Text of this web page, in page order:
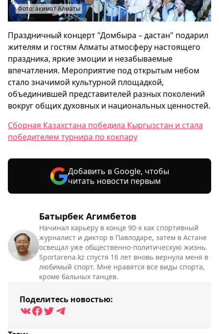
Батырбек Агимбетов
Начинал карьеру в конце 90-х как спортивный
журналист и диктор в Павлодаре, затем в Астане
освещал уже общественно-политическую жизнь.
Sportarena.kz спустя 16 лет вновь вернула меня в
любимый спорт. Мне нравятся все виды спорта,
кроме бальных танцев.
Поделитесь новостью:
Фото: акимат Алматы
Праздничный концерт "Домбыра – дастан" подарил
жителям и гостям Алматы атмосферу настоящего
праздника, яркие эмоции и незабываемые
впечатления. Мероприятие под открытым небом
стало значимой культурной площадкой,
объединившей представителей разных поколений
вокруг общих духовных и национальных ценностей.
Сборная Казахстана победила Кыргызстан и стала
победителем турнира по кокпару
Добавить в Google, чтобы
читать новости первым